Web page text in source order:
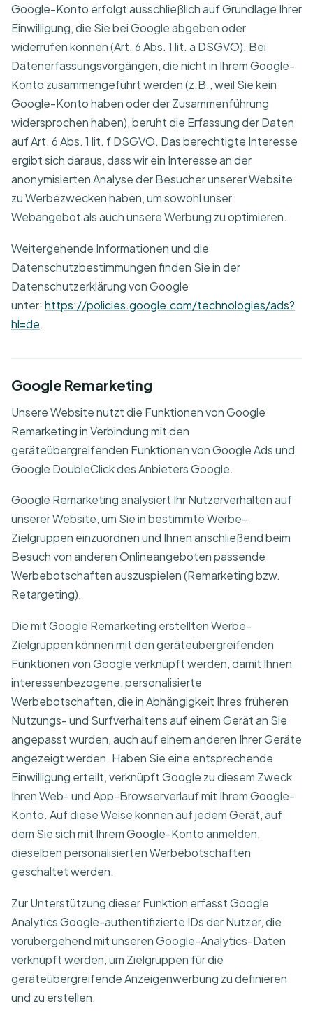
Google-Konto erfolgt ausschließlich auf Grundlage Ihrer
Einwilligung, die Sie bei Google abgeben oder
widerrufen können (Art. 6 Abs. 1 lit. a DSGVO). Bei
Datenerfassungsvorgängen, die nicht in Ihrem Google-
Konto zusammengeführt werden (z.B., weil Sie kein
Google-Konto haben oder der Zusammenführung
widersprochen haben), beruht die Erfassung der Daten
auf Art. 6 Abs. 1 lit. f DSGVO. Das berechtigte Interesse
ergibt sich daraus, dass wir ein Interesse an der
anonymisierten Analyse der Besucher unserer Website
zu Werbezwecken haben, um sowohl unser
Webangebot als auch unsere Werbung zu optimieren.
Weitergehende Informationen und die
Datenschutzbestimmungen finden Sie in der
Datenschutzerklärung von Google
unter: https://policies.google.com/technologies/ads?
hl=de.
Google Remarketing
Unsere Website nutzt die Funktionen von Google
Remarketing in Verbindung mit den
geräteübergreifenden Funktionen von Google Ads und
Google DoubleClick des Anbieters Google.
Google Remarketing analysiert Ihr Nutzerverhalten auf
unserer Website, um Sie in bestimmte Werbe-
Zielgruppen einzuordnen und Ihnen anschließend beim
Besuch von anderen Onlineangeboten passende
Werbebotschaften auszuspielen (Remarketing bzw.
Retargeting).
Die mit Google Remarketing erstellten Werbe-
Zielgruppen können mit den geräteübergreifenden
Funktionen von Google verknüpft werden, damit Ihnen
interessenbezogene, personalisierte
Werbebotschaften, die in Abhängigkeit Ihres früheren
Nutzungs- und Surfverhaltens auf einem Gerät an Sie
angepasst wurden, auch auf einem anderen Ihrer Geräte
angezeigt werden. Haben Sie eine entsprechende
Einwilligung erteilt, verknüpft Google zu diesem Zweck
Ihren Web- und App-Browserverlauf mit Ihrem Google-
Konto. Auf diese Weise können auf jedem Gerät, auf
dem Sie sich mit Ihrem Google-Konto anmelden,
dieselben personalisierten Werbebotschaften
geschaltet werden.
Zur Unterstützung dieser Funktion erfasst Google
Analytics Google-authentifizierte IDs der Nutzer, die
vorübergehend mit unseren Google-Analytics-Daten
verknüpft werden, um Zielgruppen für die
geräteübergreifende Anzeigenwerbung zu definieren
und zu erstellen.